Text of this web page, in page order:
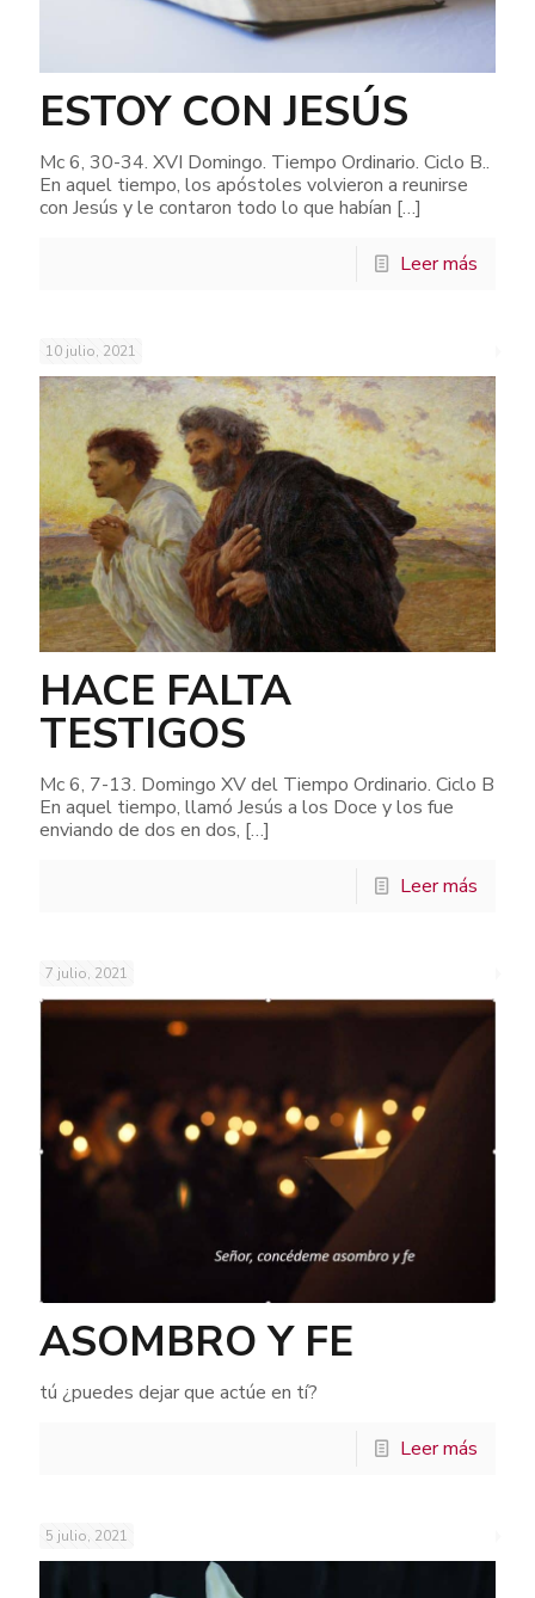
ESTOY CON JESÚS
Mc 6, 30-34. XVI Domingo. Tiempo Ordinario. Ciclo B..
En aquel tiempo, los apóstoles volvieron a reunirse
con Jesús y le contaron todo lo que habían […]
Leer más
10 julio, 2021
HACE FALTA
TESTIGOS
Mc 6, 7-13. Domingo XV del Tiempo Ordinario. Ciclo B
En aquel tiempo, llamó Jesús a los Doce y los fue
enviando de dos en dos, […]
Leer más
7 julio, 2021
ASOMBRO Y FE
tú ¿puedes dejar que actúe en tí?
Leer más
5 julio, 2021